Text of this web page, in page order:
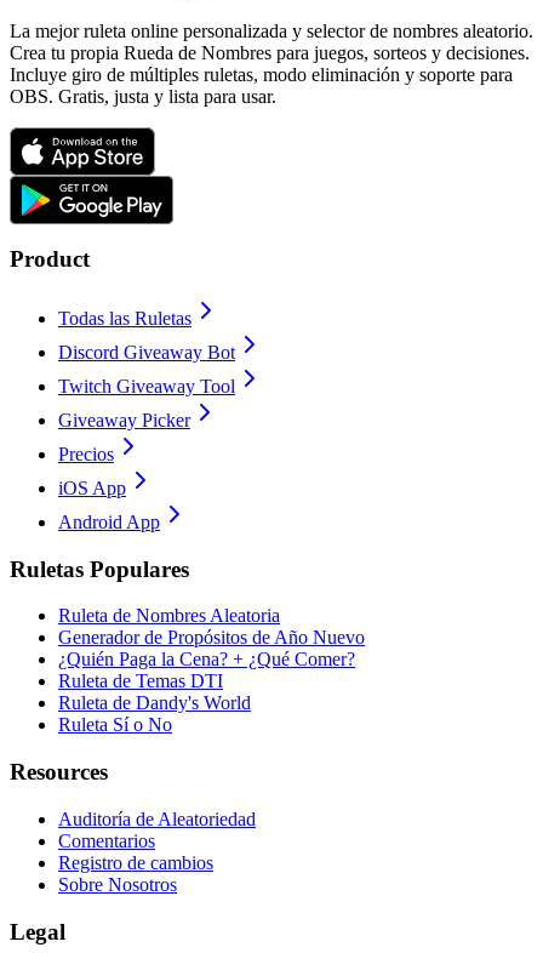
La mejor ruleta online personalizada y selector de nombres aleatorio.
Crea tu propia Rueda de Nombres para juegos, sorteos y decisiones.
Incluye giro de múltiples ruletas, modo eliminación y soporte para
OBS. Gratis, justa y lista para usar.
Product
Todas las Ruletas
Discord Giveaway Bot
Twitch Giveaway Tool
Giveaway Picker
Precios
iOS App
Android App
Ruletas Populares
Ruleta de Nombres Aleatoria
Generador de Propósitos de Año Nuevo
¿Quién Paga la Cena? + ¿Qué Comer?
Ruleta de Temas DTI
Ruleta de Dandy's World
Ruleta Sí o No
Resources
Auditoría de Aleatoriedad
Comentarios
Registro de cambios
Sobre Nosotros
Legal